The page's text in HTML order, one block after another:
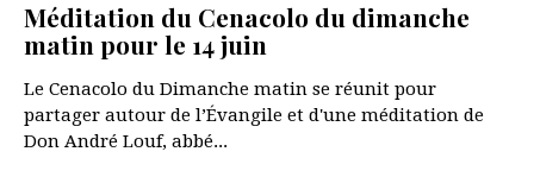
Méditation du Cenacolo du dimanche
matin pour le 14 juin
Le Cenacolo du Dimanche matin se réunit pour
partager autour de l’Évangile et d'une méditation de
Don André Louf, abbé...